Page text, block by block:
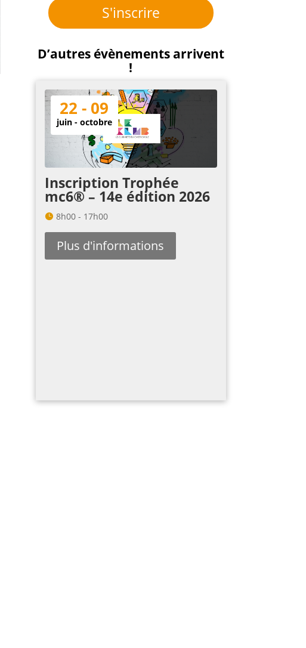
S'inscrire
D’autres évènements arrivent
!
22 - 09
juin - octobre
Inscription Trophée
mc6® – 14e édition 2026
8h00 - 17h00
Plus d'informations